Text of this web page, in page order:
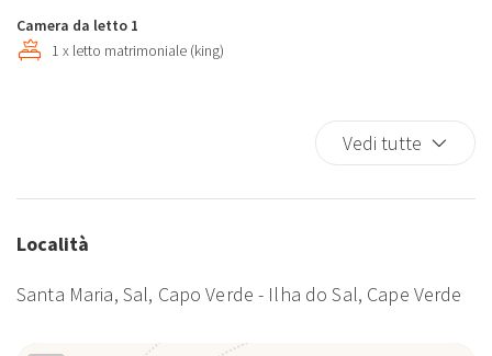
Letto matrimoniale
Macchina caffè/te
Camera da letto 1
1 x letto matrimoniale (king)
Vedi tutte
Località
Santa Maria, Sal, Capo Verde - Ilha do Sal, Cape Verde